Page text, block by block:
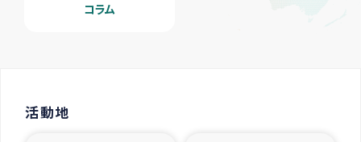
コラム
活動地